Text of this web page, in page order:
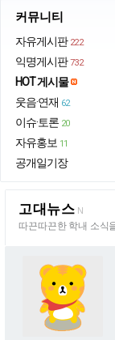
커뮤니티
자유게시판 222
익명게시판 732
HOT 게시물
웃음·연재 62
이슈·토론 20
자유홍보 11
공개일기장
고대뉴스 N
따끈따끈한 학내 소식